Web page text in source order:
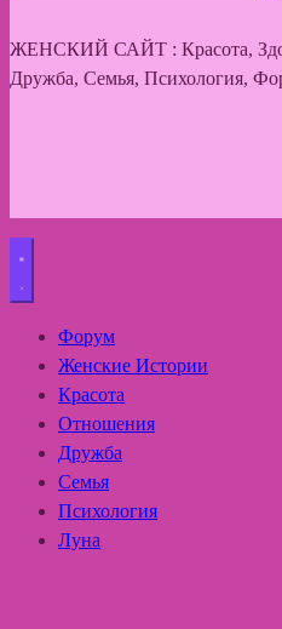
ЖЕНСКИЙ САЙТ : Красота,
Дружба, Семья, Психология,
Форум
Женские Истории
Красота
Отношения
Дружба
Семья
Психология
Луна